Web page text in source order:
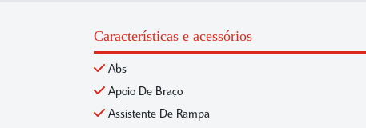
Características e acessórios
Abs
Apoio De Braço
Assistente De Rampa